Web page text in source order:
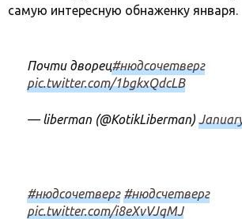
самую интересную обнаженку января.
Почти дворец#нюдсочетверг
pic.twitter.com/1bgkxQdcLB
— liberman (@KotikLiberman)
#нюдсочетверг #нюдсчетверг
pic.twitter.com/i8eXvVJqMJ